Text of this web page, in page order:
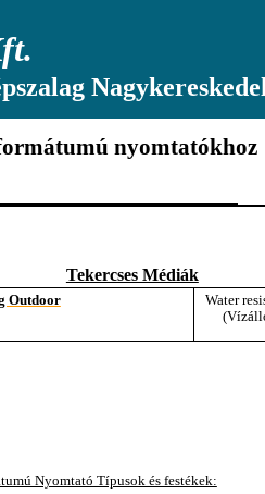
nyomtatókhoz
Tekercses Médiák
Nyomtató Típusok és festékek:
Outdoor
Water